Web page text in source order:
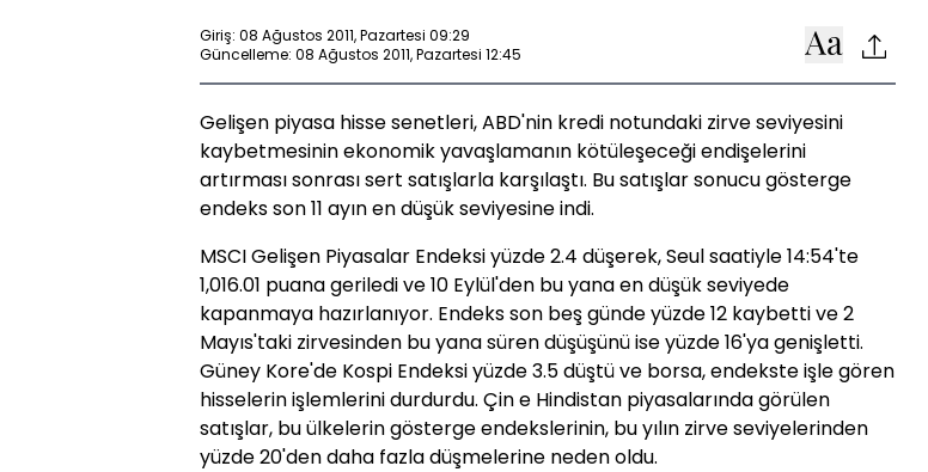
Giriş: 08 Ağustos 2011, Pazartesi 09:29
Güncelleme: 08 Ağustos 2011, Pazartesi 12:45
Gelişen piyasa hisse senetleri, ABD'nin kredi notundaki zirve seviyesini
kaybetmesinin ekonomik yavaşlamanın kötüleşeceği endişelerini
artırması sonrası sert satışlarla karşılaştı. Bu satışlar sonucu gösterge
endeks son 11 ayın en düşük seviyesine indi.
MSCI Gelişen Piyasalar Endeksi yüzde 2.4 düşerek, Seul saatiyle 14:54'te
1,016.01 puana geriledi ve 10 Eylül'den bu yana en düşük seviyede
kapanmaya hazırlanıyor. Endeks son beş günde yüzde 12 kaybetti ve 2
Mayıs'taki zirvesinden bu yana süren düşüşünü ise yüzde 16'ya genişletti.
Güney Kore'de Kospi Endeksi yüzde 3.5 düştü ve borsa, endekste işle gören
hisselerin işlemlerini durdurdu. Çin e Hindistan piyasalarında görülen
satışlar, bu ülkelerin gösterge endekslerinin, bu yılın zirve seviyelerinden
yüzde 20'den daha fazla düşmelerine neden oldu.